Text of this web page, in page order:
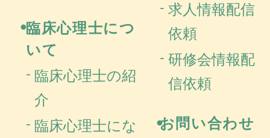
臨床心理士につ
いて
臨床心理士の紹
介
臨床心理士にな
求人情報配信
依頼
研修会情報配
信依頼
お問い合わせ